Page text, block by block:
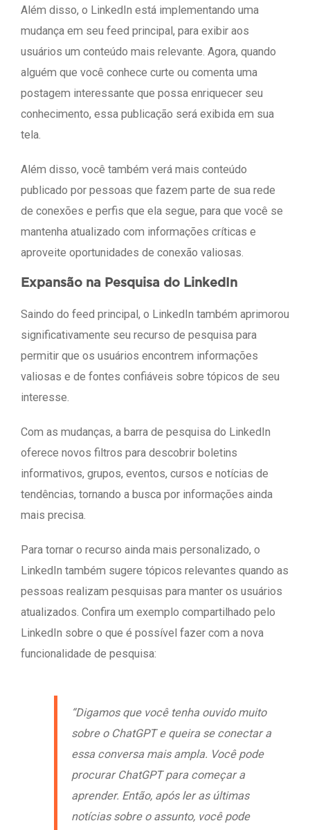
Além disso, o LinkedIn está implementando uma
mudança em seu feed principal, para exibir aos
usuários um conteúdo mais relevante. Agora, quando
alguém que você conhece curte ou comenta uma
postagem interessante que possa enriquecer seu
conhecimento, essa publicação será exibida em sua
tela.
Além disso, você também verá mais conteúdo
publicado por pessoas que fazem parte de sua rede
de conexões e perfis que ela segue, para que você se
mantenha atualizado com informações críticas e
aproveite oportunidades de conexão valiosas.
Expansão na Pesquisa do LinkedIn
Saindo do feed principal, o LinkedIn também aprimorou
significativamente seu recurso de pesquisa para
permitir que os usuários encontrem informações
valiosas e de fontes confiáveis ​​sobre tópicos de seu
interesse.
Com as mudanças, a barra de pesquisa do LinkedIn
oferece novos filtros para descobrir boletins
informativos, grupos, eventos, cursos e notícias de
tendências, tornando a busca por informações ainda
mais precisa.
Para tornar o recurso ainda mais personalizado, o
LinkedIn também sugere tópicos relevantes quando as
pessoas realizam pesquisas para manter os usuários
atualizados. Confira um exemplo compartilhado pelo
LinkedIn sobre o que é possível fazer com a nova
funcionalidade de pesquisa:
“Digamos que você tenha ouvido muito
sobre o ChatGPT e queira se conectar a
essa conversa mais ampla. Você pode
procurar ChatGPT para começar a
aprender. Então, após ler as últimas
notícias sobre o assunto, você pode